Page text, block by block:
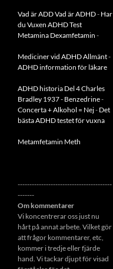
Vad är ADDVad är ADHD- Har
du Vuxen ADHD Test
Metamina Dexamfetamin -
Mediciner vid ADHD Allmänt-
ADHD information för läkare
ADHD historia Del 4 Charles
Bradley 1937 - Benzedrine-
Concerta + Alkohol = Nej- Det
bästa ADHD testet för vuxna
Metamfetamin Meth
----------------------------------------
-------
Om kommentarer
Vi koncentrerar oss just nu
hårt på annat arbete. Vilket gör
att frågor kommentarer, etc,
kommer i tredje eller fjärde
hand. Vi tackar djupt för visad